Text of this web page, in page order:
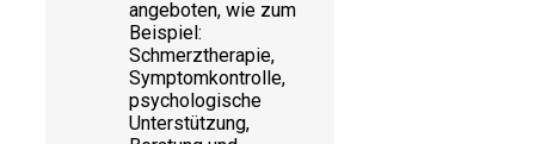
angeboten, wie zum
Beispiel:
Schmerztherapie,
Symptomkontrolle,
psychologische
Unterstützung,